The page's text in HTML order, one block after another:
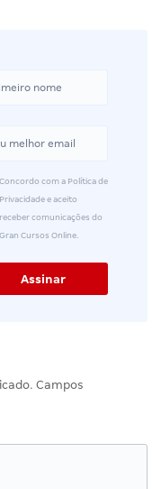
Concordo com a Política de
Privacidade e aceito
receber comunicações do
Gran Cursos Online.
Campos